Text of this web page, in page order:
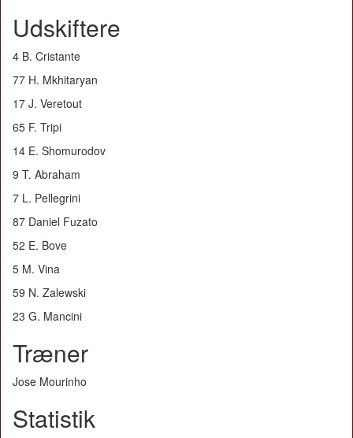
Udskiftere
4 B. Cristante
77 H. Mkhitaryan
17 J. Veretout
65 F. Tripi
14 E. Shomurodov
9 T. Abraham
7 L. Pellegrini
87 Daniel Fuzato
52 E. Bove
5 M. Vina
59 N. Zalewski
23 G. Mancini
Træner
Jose Mourinho
Statistik